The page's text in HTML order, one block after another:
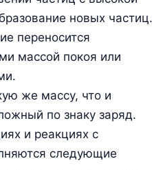
новых частиц.
переносится
массой покоя или
же массу, что и
по знаку заряд.
и реакциях с
следующие